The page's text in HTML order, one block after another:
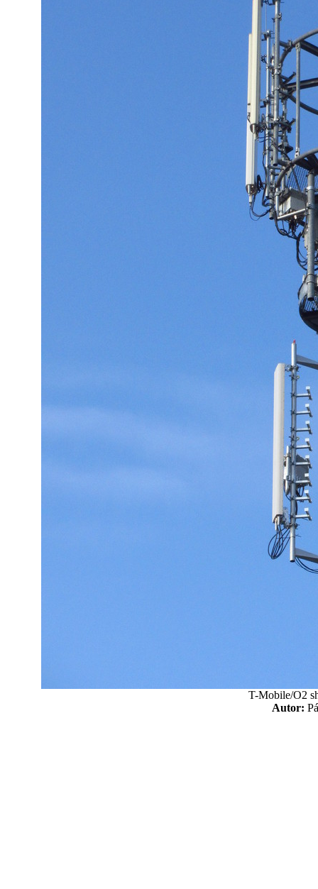
T-Mobile/O2
Autor: